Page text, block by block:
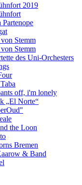
2019
Partenope
Stemm
Stemm
des Uni-Orchesters
off, i'm lonely
„El Norte“
the Loon
Bremen
& Band